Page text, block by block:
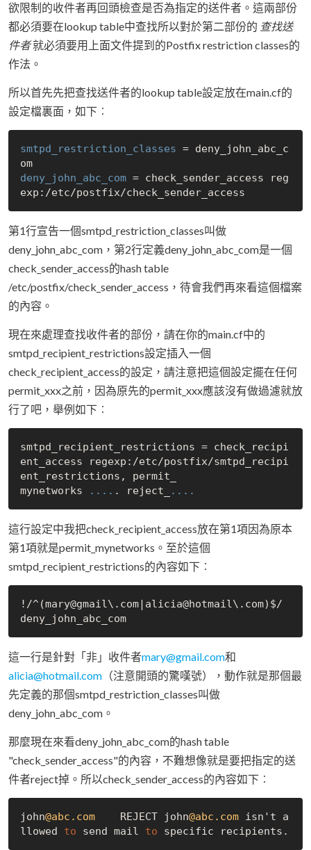
欲限制的收件者再回頭檢查是否為指定的送件者。這兩部份
都必須要在lookup table中查找所以對於第二部份的 查找送
件者就必須要用上面文件提到的Postfix restriction classes的
作法。
所以首先先把查找送件者的lookup table設定放在main.cf的
設定檔裏面，如下︰
smtpd_restriction_classes = deny_john_abc_c
om
deny_john_abc_com = check_sender_access reg
第1行宣告一個smtpd_restriction_classes叫做
deny_john_abc_com，第2行定義deny_john_abc_com是一個
check_sender_access的hash table
/etc/postfix/check_sender_access，待會我們再來看這個檔案
的內容。
現在來處理查找收件者的部份，請在你的main.cf中的
smtpd_recipient_restrictions設定插入一個
check_recipient_access的設定，請注意把這個設定擺在任何
permit_xxx之前，因為原先的permit_xxx應該沒有做過濾就放
行了吧，舉例如下︰
smtpd_recipient_restrictions = check_recipi
ent_access regexp:/etc/postfix/smtpd_recipi
ent_restrictions, permit_
mynetworks
.. .. . reject_ .. ..
這行設定中我把check_recipient_access放在第1項因為原本
第1項就是permit_mynetworks。至於這個
smtpd_recipient_restrictions的內容如下︰
!/^(mary@gmail\.com|alicia@hotmail\.com)$/
deny_john_abc_com
這一行是針對「非」收件者mary@gmail.com和
alicia@hotmail.com （注意開頭的驚嘆號），動作就是那個最
先定義的那個smtpd_restriction_classes叫做
deny_john_abc_com。
那麼現在來看deny_john_abc_com的hash table
"check_sender_access"的內容，不難想像就是要把指定的送
件者reject掉。所以check_sender_access的內容如下︰
john@abc.com
    REJECT john
@abc.com isn't a
llowed to send mail to